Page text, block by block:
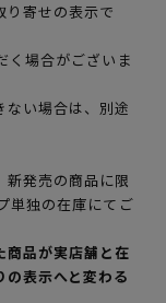
寄せの表示で
く場合がございま
ない場合は、別途
発売の商品に限
単独の在庫にてご
品が実店舗と在
表示へと変わる